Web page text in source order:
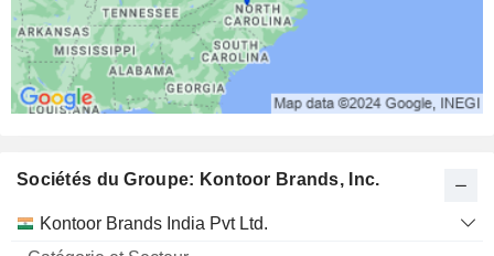
Sociétés du Groupe: Kontoor Brands, Inc.
Catégorie
Kontoor Brands India Pvt Ltd.